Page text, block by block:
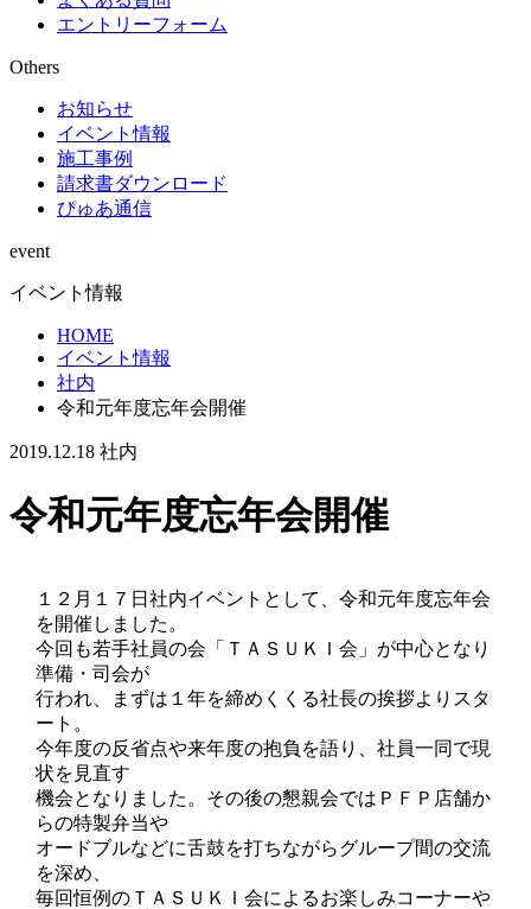
エントリーフォーム
Others
お知らせ
イベント情報
施工事例
請求書ダウンロード
ぴゅあ通信
event
イベント情報
HOME
イベント情報
社内
令和元年度忘年会開催
2019.12.18 社内
令和元年度忘年会開催
１２月１７日社内イベントとして、令和元年度忘年会
を開催しました。
今回も若手社員の会「ＴＡＳＵＫＩ会」が中心となり
準備・司会が
行われ、まずは１年を締めくくる社長の挨拶よりスタ
ート。
今年度の反省点や来年度の抱負を語り、社員一同で現
状を見直す
機会となりました。その後の懇親会ではＰＦＰ店舗か
らの特製弁当や
オードブルなどに舌鼓を打ちながらグループ間の交流
を深め、
毎回恒例のＴＡＳＵＫＩ会によるお楽しみコーナーや